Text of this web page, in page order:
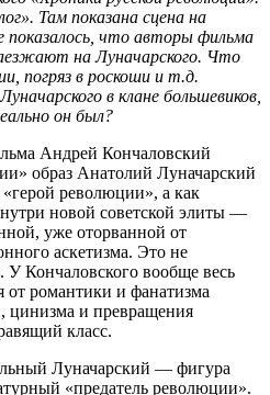
Там показана сцена на
показалось, что авторы фильма
на Луначарского. Что
погряз в роскоши и т.д.
в клане большевиков,
он был?
Андрей Кончаловский
образ Анатолий Луначарский
революции», а как
новой советской элиты —
уже оторванной от
аскетизма. Это не
У Кончаловского вообще весь
от романтики и фанатизма
цинизма и превращения
класс.
Луначарский — фигура
«предатель революции».